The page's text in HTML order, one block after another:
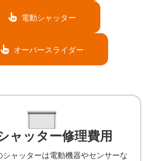
電動シャッター
オーバースライダー
ャッター修理費用
シャッターは電動機器やセンサーな